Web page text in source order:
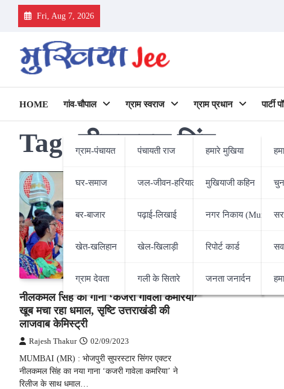
Fri, Aug 7, 2026
HOME गांव-चौपाल
ग्राम-पंचायत
घर-समाज
बर-बाजार
खेत-खलिहान
ग्राम देवता
ग्राम स्वराज
पंचायती राज
जल-जीवन-हरियाली
पढ़ाई-लिखाई
खेल-खिलाड़ी
गली के सितारे
ग्राम प्रधान
हमारे मुखिया
मुखियाजी कहिन
नगर निकाय
रिपोर्ट कार्ड
जनता जनार्दन
पार्टी
Tag:नीलकमल सिंह
नीलकमल सिंह का गाना ‘कजरी गावेला कमरिया’
खूब मचा रहा धमाल, सृष्टि उत्तराखंडी की
लाजवाब केमिस्ट्री
Rajesh Thakur 02/09/2023
MUMBAI (MR) : भोजपुरी सुपरस्टार सिंगर एक्टर
नीलकमल सिंह का नया गाना ‘कजरी गावेला कमरिया’ ने
रिलीज के साथ धमाल…